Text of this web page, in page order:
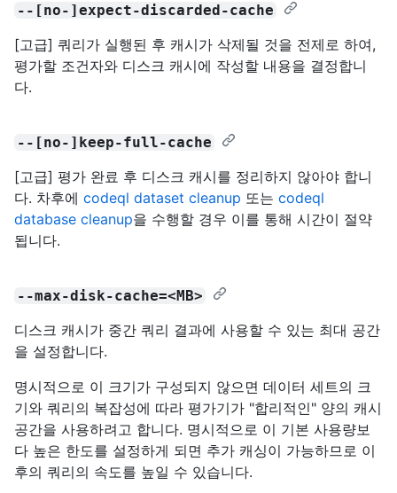
--[no-]expect-discarded-cache
[고급] 쿼리가 실행된 후 캐시가 삭제될 것을 전제로 하여,
평가할 조건자와 디스크 캐시에 작성할 내용을 결정합니
다.
--[no-]keep-full-cache
[고급] 평가 완료 후 디스크 캐시를 정리하지 않아야 합니
다. 차후에 codeql dataset cleanup 또는 codeql
database cleanup을 수행할 경우 이를 통해 시간이 절약
됩니다.
--max-disk-cache=<MB>
디스크 캐시가 중간 쿼리 결과에 사용할 수 있는 최대 공간
을 설정합니다.
명시적으로 이 크기가 구성되지 않으면 데이터 세트의 크
기와 쿼리의 복잡성에 따라 평가기가 "합리적인" 양의 캐시
공간을 사용하려고 합니다. 명시적으로 이 기본 사용량보
다 높은 한도를 설정하게 되면 추가 캐싱이 가능하므로 이
후의 쿼리의 속도를 높일 수 있습니다.